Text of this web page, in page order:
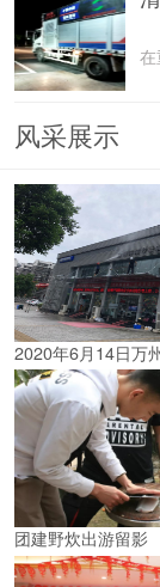
风采展示
2020年6月14日万
团建野炊出游留影